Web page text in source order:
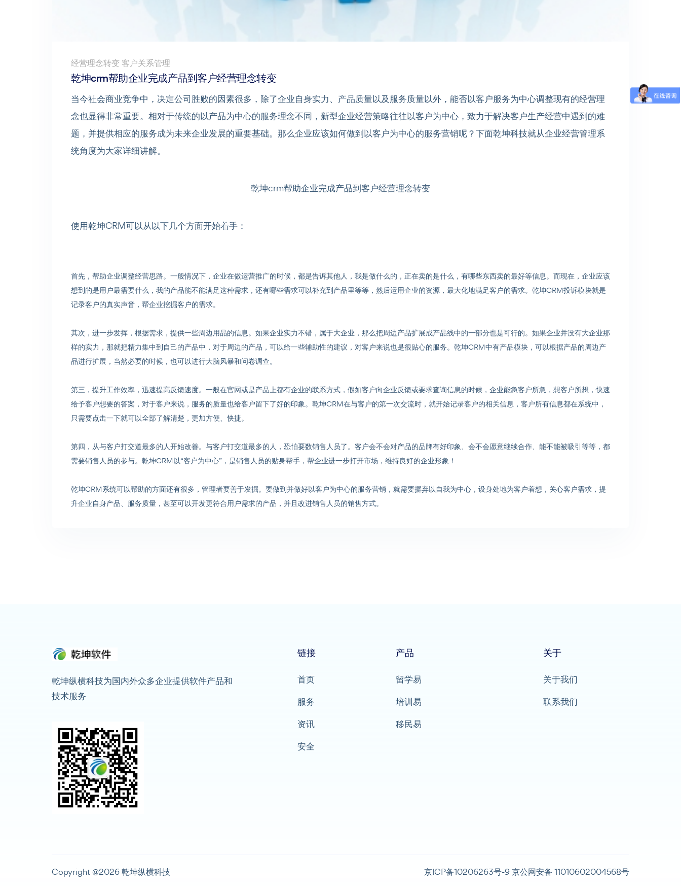
经营理念转变 客户关系管理
乾坤crm帮助企业完成产品到客户经营理念转变
当今社会商业竞争中，决定公司胜败的因素很多，除了企业自身实力、产品质量以及服务质量以外，能否以客户服务为中心调整现有的经营理
念也显得非常重要。相对于传统的以产品为中心的服务理念不同，新型企业经营策略往往以客户为中心，致力于解决客户生产经营中遇到的难
题，并提供相应的服务成为未来企业发展的重要基础。那么企业应该如何做到以客户为中心的服务营销呢？下面乾坤科技就从企业经营管理系
统角度为大家详细讲解。
乾坤crm帮助企业完成产品到客户经营理念转变
使用乾坤CRM可以从以下几个方面开始着手：
首先，帮助企业调整经营思路。一般情况下，企业在做运营推广的时候，都是告诉其他人，我是做什么的，正在卖的是什么，有哪些东西卖的最好等信息。而现在，企业应该
想到的是用户最需要什么，我的产品能不能满足这种需求，还有哪些需求可以补充到产品里等等，然后运用企业的资源，最大化地满足客户的需求。乾坤CRM投诉模块就是
记录客户的真实声音，帮企业挖掘客户的需求。
其次，进一步发挥，根据需求，提供一些周边用品的信息。如果企业实力不错，属于大企业，那么把周边产品扩展成产品线中的一部分也是可行的。如果企业并没有大企业那
样的实力，那就把精力集中到自己的产品中，对于周边的产品，可以给一些辅助性的建议，对客户来说也是很贴心的服务。乾坤CRM中有产品模块，可以根据产品的周边产
品进行扩展，当然必要的时候，也可以进行大脑风暴和问卷调查。
第三，提升工作效率，迅速提高反馈速度。一般在官网或是产品上都有企业的联系方式，假如客户向企业反馈或要求查询信息的时候，企业能急客户所急，想客户所想，快速
给予客户想要的答案，对于客户来说，服务的质量也给客户留下了好的印象。乾坤CRM在与客户的第一次交流时，就开始记录客户的相关信息，客户所有信息都在系统中，
只需要点击一下就可以全部了解清楚，更加方便、快捷。
第四，从与客户打交道最多的人开始改善。与客户打交道最多的人，恐怕要数销售人员了。客户会不会对产品的品牌有好印象、会不会愿意继续合作、能不能被吸引等等，都
需要销售人员的参与。乾坤CRM以“客户为中心”，是销售人员的贴身帮手，帮企业进一步打开市场，维持良好的企业形象！
乾坤CRM系统可以帮助的方面还有很多，管理者要善于发掘。要做到并做好以客户为中心的服务营销，就需要摒弃以自我为中心，设身处地为客户着想，关心客户需求，提
升企业自身产品、服务质量，甚至可以开发更符合用户需求的产品，并且改进销售人员的销售方式。
乾坤纵横科技为国内外众多企业提供软件产品和
技术服务
链接
首页
服务
资讯
安全
产品
留学易
培训易
移民易
关于
关于我们
联系我们
Copyright @2026 乾坤纵横科技 京ICP备10206263号-9京公网安备 11010602004568号